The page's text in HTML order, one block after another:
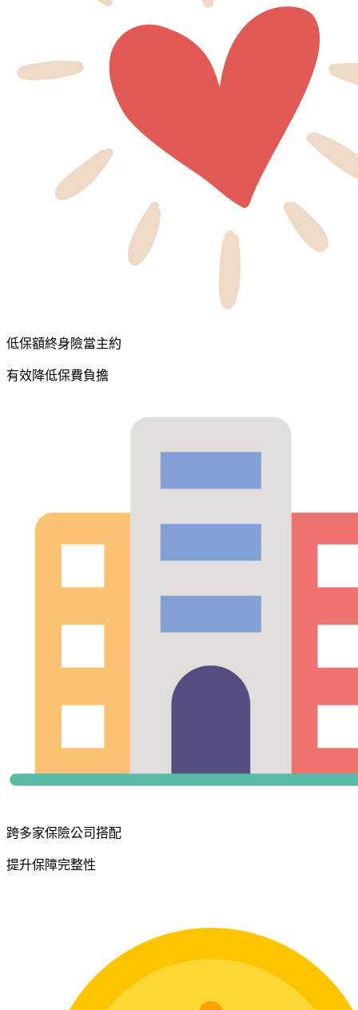
低保額終身險當主約
有效降低保費負擔
跨多家保險公司搭配
提升保障完整性